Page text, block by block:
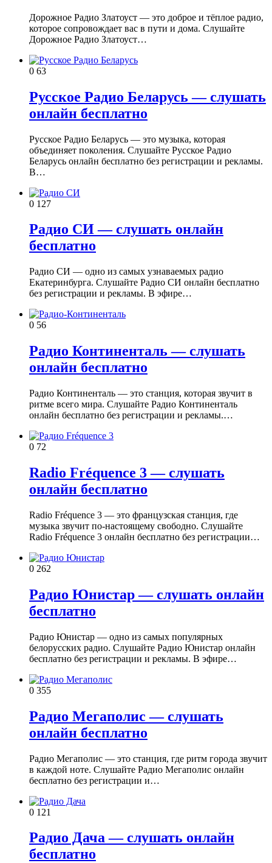
Дорожное Радио Златоуст — это доброе и тёплое радио,
которое сопровождает вас в пути и дома. Слушайте
Дорожное Радио Златоуст…
0 63
Русское Радио Беларусь — слушать
онлайн бесплатно
Русское Радио Беларусь — это музыка, которая
объединяет поколения. Слушайте Русское Радио
Беларусь онлайн бесплатно без регистрации и рекламы.
В…
0 127
Радио СИ — слушать онлайн
бесплатно
Радио СИ — одно из самых узнаваемых радио
Екатеринбурга. Слушайте Радио СИ онлайн бесплатно
без регистрации и рекламы. В эфире…
0 56
Радио Континенталь — слушать
онлайн бесплатно
Радио Континенталь — это станция, которая звучит в
ритме всего мира. Слушайте Радио Континенталь
онлайн бесплатно без регистрации и рекламы.…
0 72
Radio Fréquence 3 — слушать
онлайн бесплатно
Radio Fréquence 3 — это французская станция, где
музыка звучит по-настоящему свободно. Слушайте
Radio Fréquence 3 онлайн бесплатно без регистрации…
0 262
Радио Юнистар — слушать онлайн
бесплатно
Радио Юнистар — одно из самых популярных
белорусских радио. Слушайте Радио Юнистар онлайн
бесплатно без регистрации и рекламы. В эфире…
0 355
Радио Мегаполис — слушать
онлайн бесплатно
Радио Мегаполис — это станция, где ритм города звучит
в каждой ноте. Слушайте Радио Мегаполис онлайн
бесплатно без регистрации и…
0 121
Радио Дача — слушать онлайн
бесплатно